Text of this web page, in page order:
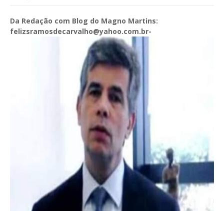
Da Redação com Blog do Magno Martins:
felizsramosdecarvalho@yahoo.com.br-